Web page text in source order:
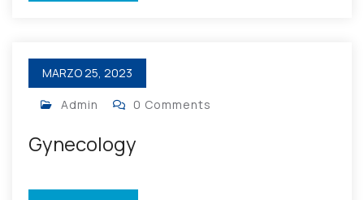
MARZO 25, 2023
Admin 0 Comments
Gynecology